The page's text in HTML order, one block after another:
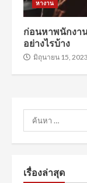
หางาน
ก่อนหาพนักงา
อย่างไรบ้าง
มิถุนายน 15, 2023
ค้นหา
สำหรับ:
เรื่องล่าสุด